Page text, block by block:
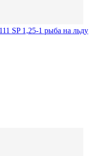
SP 1,25-1 рыба на льду